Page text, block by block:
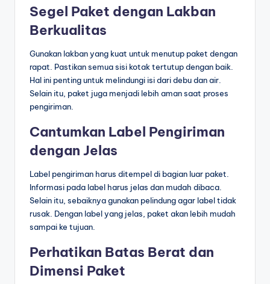
Segel Paket dengan Lakban
Berkualitas
Gunakan lakban yang kuat untuk menutup paket dengan
rapat. Pastikan semua sisi kotak tertutup dengan baik.
Hal ini penting untuk melindungi isi dari debu dan air.
Selain itu, paket juga menjadi lebih aman saat proses
pengiriman.
Cantumkan Label Pengiriman
dengan Jelas
Label pengiriman harus ditempel di bagian luar paket.
Informasi pada label harus jelas dan mudah dibaca.
Selain itu, sebaiknya gunakan pelindung agar label tidak
rusak. Dengan label yang jelas, paket akan lebih mudah
sampai ke tujuan.
Perhatikan Batas Berat dan
Dimensi Paket